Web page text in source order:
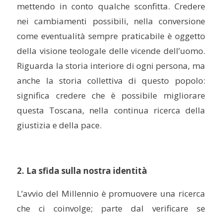
mettendo in conto qualche sconfitta. Credere
nei cambiamenti possibili, nella conversione
come eventualità sempre praticabile è oggetto
della visione teologale delle vicende dell’uomo.
Riguarda la storia interiore di ogni persona, ma
anche la storia collettiva di questo popolo:
significa credere che è possibile migliorare
questa Toscana, nella continua ricerca della
giustizia e della pace.
2. La sfida sulla nostra identità
L’avvio del Millennio è promuovere una ricerca
che ci coinvolge; parte dal verificare se